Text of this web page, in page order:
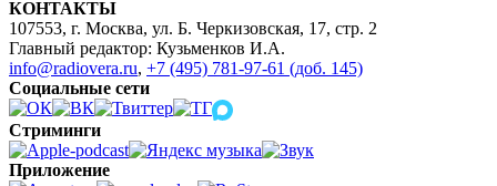
КОНТАКТЫ
107553, г. Москва, ул. Б. Черкизовская, 17, стр. 2
Главный редактор: Кузьменков И.А.
info@radiovera.ru, +7 (495) 781-97-61 (доб. 145)
Социальные сети
Стриминги
Приложение